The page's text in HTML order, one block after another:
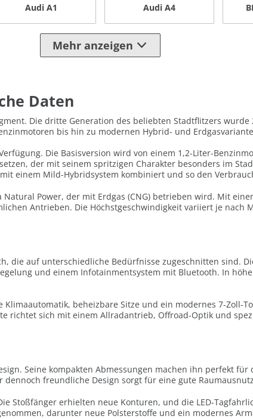
Audi A1 Audi A4
Mehr anzeigen
Daten
Die dritte Generation des beliebten Stadtflitzers
bis hin zu modernen Hybrid- und
Die Basisversion wird von einem 1,2-Liter-
der mit seinem spritzigen Charakter besonders im
einem Mild-Hybridsystem kombiniert und so den
Power, der mit Erdgas (CNG) betrieben wird. Mit
Antrieben. Die Höchstgeschwindigkeit variiert je nach
die auf unterschiedliche Bedürfnisse zugeschnitten sind.
und einem Infotainmentsystem mit Bluetooth. In
beheizbare Sitze und ein modernes 7-Zoll-
richtet sich mit einem Allradantrieb, Offroad-Optik und
Seine kompakten Abmessungen machen ihn perfekt
freundliche Design sorgt für eine gute
Stoßfänger erhielten neue Konturen, und die LED-
darunter neue Polsterstoffe und ein modernes